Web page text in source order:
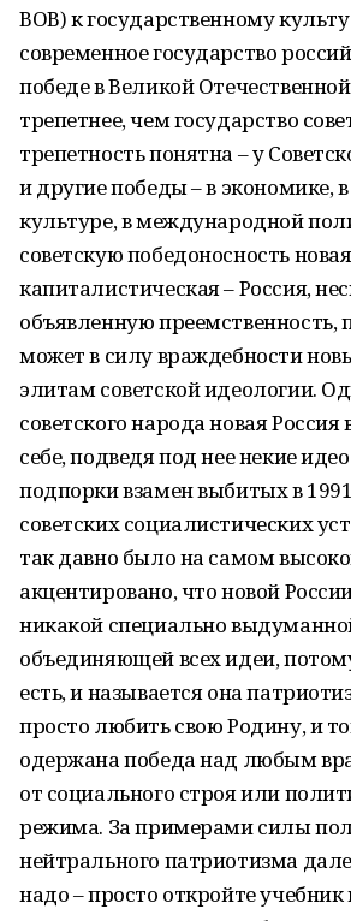
ВОВ) к государственному
современное государство
победе в Великой
трепетнее, чем государство
трепетность понятна – у
и другие победы – в экономике, в
культуре, в международной
советскую победоносность
капиталистическая – Россия,
объявленную преемственность,
может в силу враждебности
элитам советской идеологии.
советского народа новая Россия
себе, подведя под нее некие
подпорки взамен выбитых в
советских социалистических
так давно было на самом
акцентировано, что новой
никакой специально
объединяющей всех идеи,
есть, и называется она
просто любить свою Родину, и
одержана победа над любым
от социального строя или
режима. За примерами силы
нейтрального патриотизма
надо – просто откройте учебник